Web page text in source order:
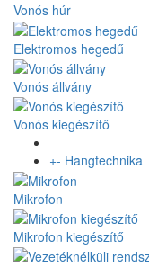
Vonós húr
Elektromos hegedű
Vonós állvány
Vonós kiegészítő
+- Hangtechnika
Mikrofon
Mikrofon kiegészítő